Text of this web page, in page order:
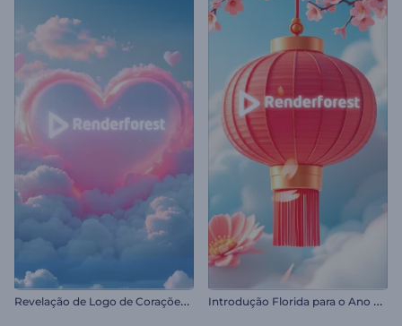
R
evelação de Logo de Corações de Dia dos Namorados I
ntrodução Florida para o Ano Novo Chinês